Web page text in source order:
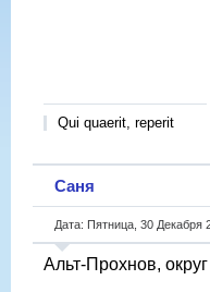
Qui quaerit, reperit
Саня
Дата: Пятница, 30 Декабря
Альт-Прохнов,